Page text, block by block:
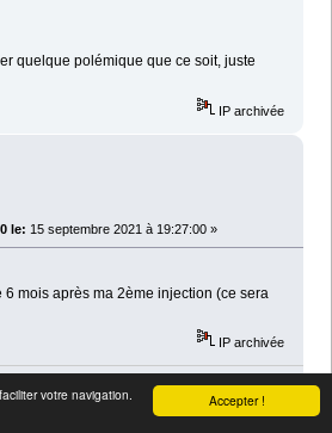
Accepter !
votre navigation.
quelque polémique que ce soit, juste
IP archivée
le: 15 septembre 2021 à 19:27:00 »
6 mois après ma 2ème injection (ce sera
IP archivée